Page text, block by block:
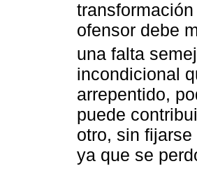
ofensor debe
una falta
incondicional
arrepentido,
puede
otro, sin
ya que se